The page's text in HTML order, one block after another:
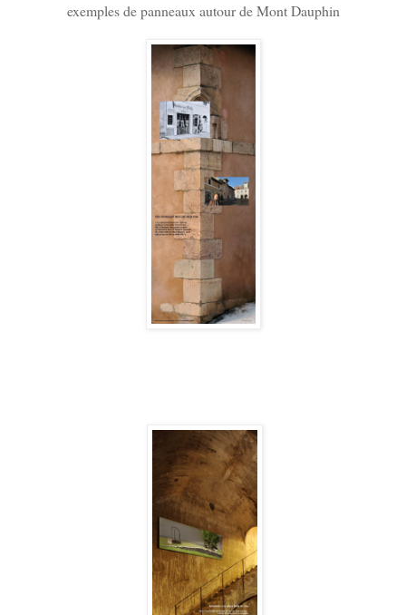
exemples de panneaux autour de Mont Dauphin